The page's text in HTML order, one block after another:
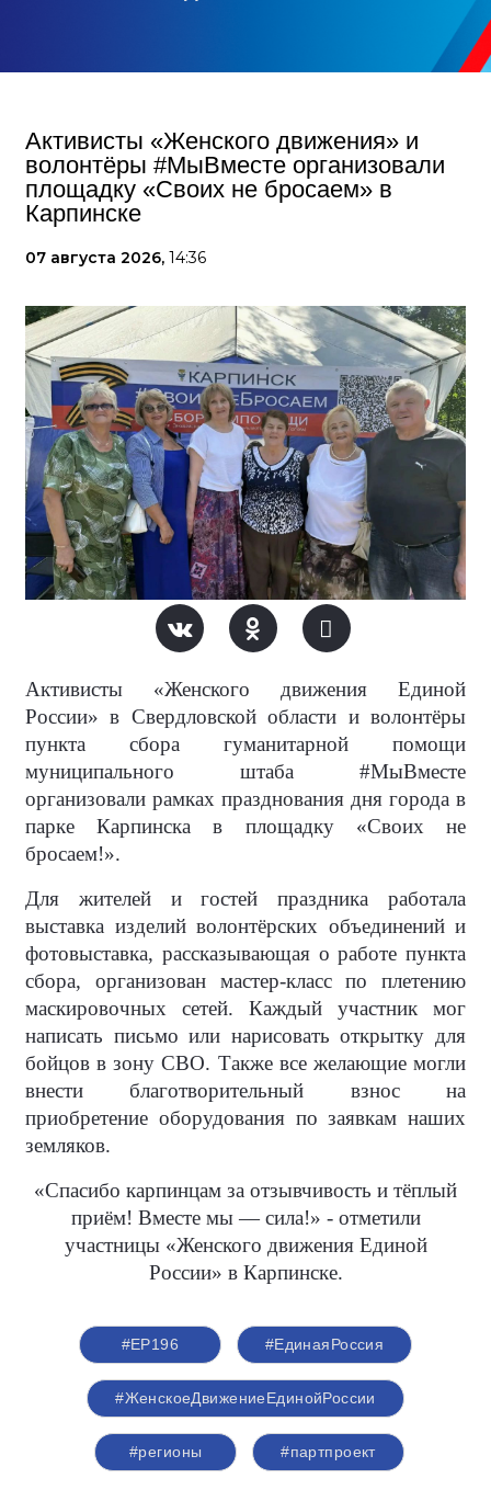
Активисты «Женского движения» и
волонтёры #МыВместе организовали
площадку «Своих не бросаем» в
Карпинске
07 августа 2026, 14:36
Активисты «Женского движения Единой
России» в Свердловской области и волонтёры
пункта сбора гуманитарной помощи
муниципального штаба #МыВместе
организовали рамках празднования дня города в
парке Карпинска в площадку «Своих не
бросаем!».
Для жителей и гостей праздника работала
выставка изделий волонтёрских объединений и
фотовыставка, рассказывающая о работе пункта
сбора, организован мастер-класс по плетению
маскировочных сетей. Каждый участник мог
написать письмо или нарисовать открытку для
бойцов в зону СВО. Также все желающие могли
внести благотворительный взнос на
приобретение оборудования по заявкам наших
земляков.
«Спасибо карпинцам за отзывчивость и тёплый
приём! Вместе мы — сила!» - отметили
участницы «Женского движения Единой
России» в Карпинске.
#ЕР196 #‎ЕдинаяРоссия
#ЖенскоеДвижениеЕдинойРоссии
#регионы #партпроект